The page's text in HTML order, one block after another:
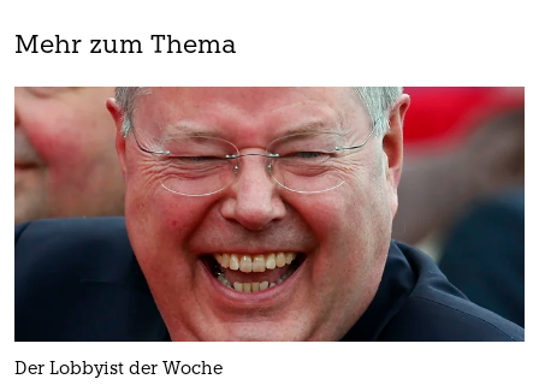
Mehr zum Thema
Der Lobbyist der Woche